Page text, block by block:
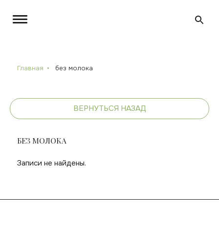
Главная без молока
ВЕРНУТЬСЯ НАЗАД
БЕЗ МОЛОКА
Записи не найдены.